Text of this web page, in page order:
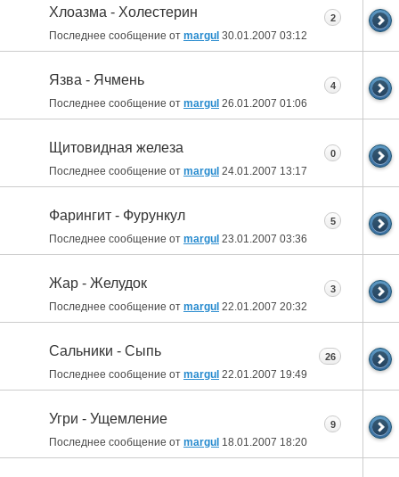
Хлоазма - Холестерин
Последнее сообщение от margul 30.01.2007 03:12
2
Язва - Ячмень
Последнее сообщение от margul 26.01.2007 01:06
4
Щитовидная железа
Последнее сообщение от margul 24.01.2007 13:17
0
Фарингит - Фурункул
Последнее сообщение от margul 23.01.2007 03:36
5
Жар - Желудок
Последнее сообщение от margul 22.01.2007 20:32
3
Сальники - Сыпь
Последнее сообщение от margul 22.01.2007 19:49
26
Угри - Ущемление
Последнее сообщение от margul 18.01.2007 18:20
9